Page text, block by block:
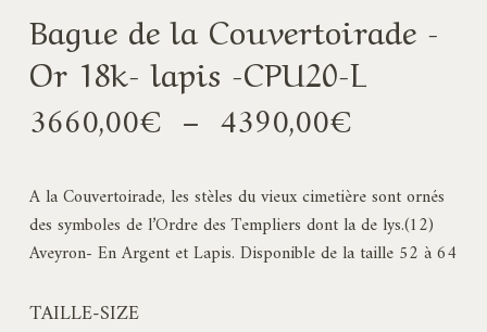
Bague de la Couvertoirade -
Or 18k- lapis -CPU20-L
3660,00€ – 4390,00€Plage
prix :
3660,00€
à
A la Couvertoirade, les stèles du vieux cimetière sont ornés
des symboles de l’Ordre des Templiers dont la de lys.(12)
Aveyron- En Argent et Lapis. Disponible de la taille 52 à 64
TAILLE-SIZE